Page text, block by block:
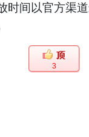
时间以官方渠
3